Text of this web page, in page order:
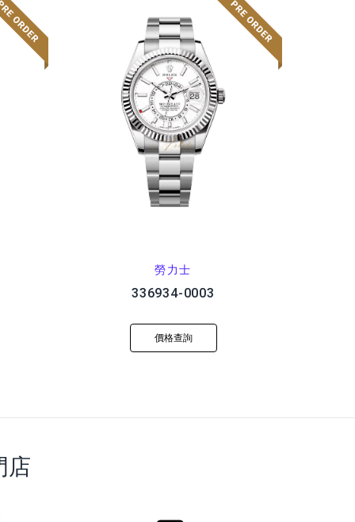
勞力士
336934-0003
價格查詢
店